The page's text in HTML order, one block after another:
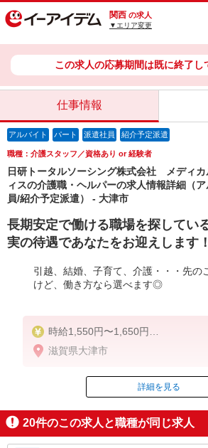
関西 の求人
▼エリア変更
この求人の応募期間は既に終了し
仕事情報
アルバイト パート 派遣社員 紹介予定派遣
職種：介護スタッフ／資格あり or 経験者
日研トータルソーシング株式会社 メディカ
ィスの介護職・ヘルパーの求人情報詳細（
員/紹介予定派遣） - 大津市
長期安定で働ける職場を探して
実の待遇であなたをお迎えします！
引越、結婚、子育て、介護・・・先の
けど、働き方なら選べます◎
時給1,550円〜1,650円
◆無資格・経験者：1,550円〜
◆初任者研修・経験者：1,600円〜
◆介護福祉士：1,650円〜
※経験者は3ヶ月以上
※給与幅は経験・能力による
滋賀県大津市
掲載期間終了
詳細を見る
20件のこの求人と職種が同じ求人